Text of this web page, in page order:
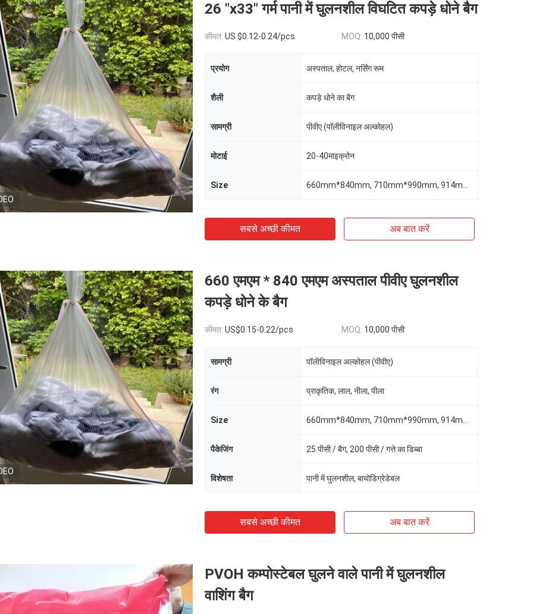
26 "x33" गर्म पानी में घुलनशील विघटित कपड़े धोने बैग
कीमत: US $0.12-0.24/pcs MOQ: 10,000 पीसी
प्रयोग अस्पताल, होटल, नर्सिंग रूम
शैली कपड़े धोने का बैग
सामग्री पीवीए (पॉलीविनाइल अल्कोहल)
मोटाई 20-40माइक्रोन
Size
सबसे अच्छी कीमत अब बात करें
660 एमएम * 840 एमएम अस्पताल पीवीए घुलनशील
कपड़े धोने के बैग
कीमत: US$0.15-0.22/pcs MOQ: 10,000 पीसी
सामग्री पॉलीविनाइल अल्कोहल (पीवीए)
रंग प्राकृतिक, लाल, नीला, पीला
Size
पैकेजिंग 25 पीसी / बैग, 200 पीसी / गत्ते का डिब्बा
विशेषता पानी में घुलनशील, बायोडिग्रेडेबल
सबसे अच्छी कीमत अब बात करें
PVOH कम्पोस्टेबल घुलने वाले पानी में घुलनशील
वाशिंग बैग